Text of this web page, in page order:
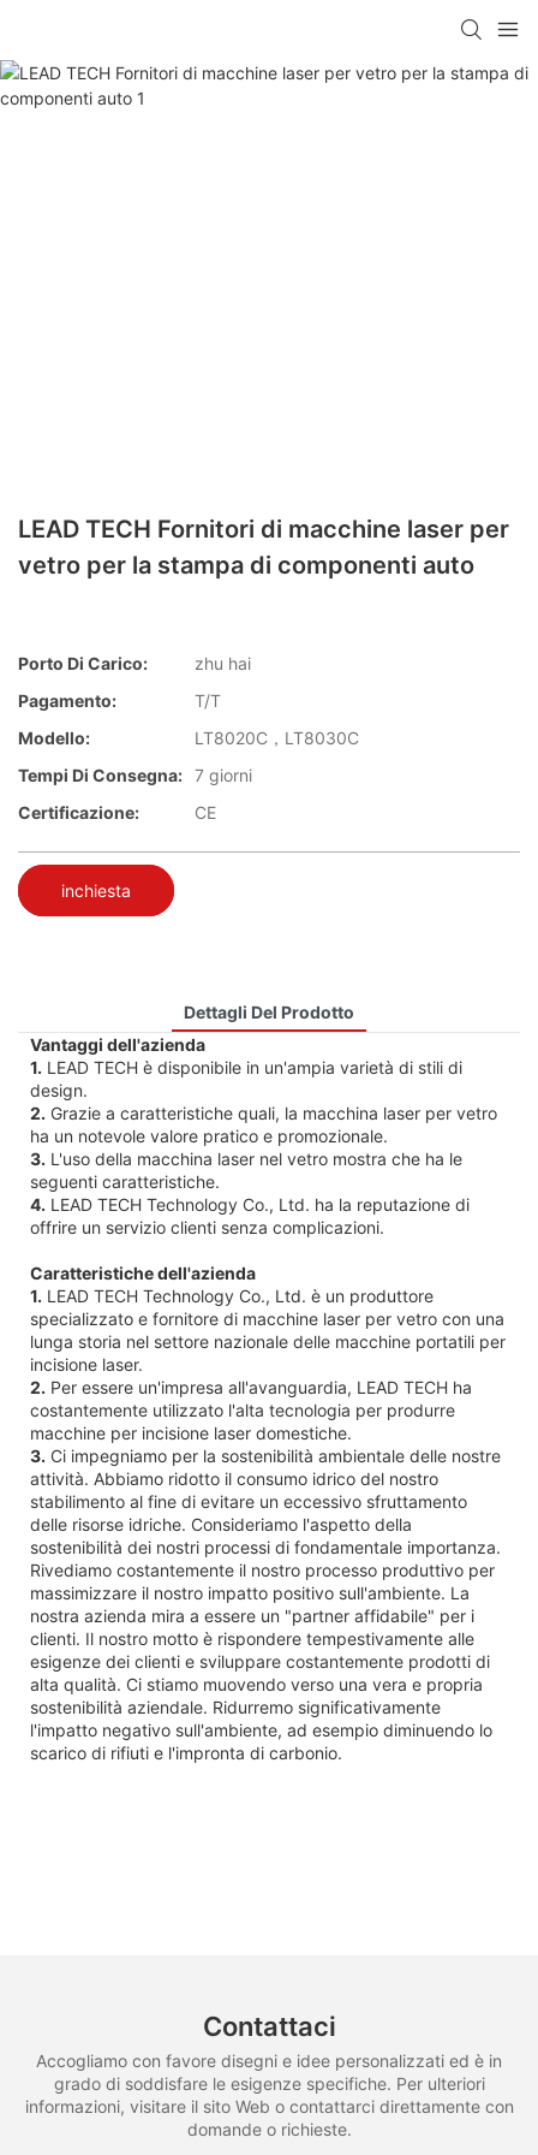
LEAD TECH Fornitori di macchine laser per
vetro per la stampa di componenti auto
Porto Di Carico:
zhu hai
Pagamento:
T/T
Modello:
LT8020C，LT8030C
Tempi Di Consegna: 7 giorni
Certificazione:
CE
inchiesta
Dettagli Del Prodotto
Vantaggi dell'azienda
1. LEAD TECH è disponibile in un'ampia varietà di stili di
design.
2. Grazie a caratteristiche quali, la macchina laser per vetro
ha un notevole valore pratico e promozionale.
3. L'uso della macchina laser nel vetro mostra che ha le
seguenti caratteristiche.
4. LEAD TECH Technology Co., Ltd. ha la reputazione di
offrire un servizio clienti senza complicazioni.
Caratteristiche dell'azienda
1. LEAD TECH Technology Co., Ltd. è un produttore
specializzato e fornitore di macchine laser per vetro con una
lunga storia nel settore nazionale delle macchine portatili per
incisione laser.
2. Per essere un'impresa all'avanguardia, LEAD TECH ha
costantemente utilizzato l'alta tecnologia per produrre
macchine per incisione laser domestiche.
3. Ci impegniamo per la sostenibilità ambientale delle nostre
attività. Abbiamo ridotto il consumo idrico del nostro
stabilimento al fine di evitare un eccessivo sfruttamento
delle risorse idriche. Consideriamo l'aspetto della
sostenibilità dei nostri processi di fondamentale importanza.
Rivediamo costantemente il nostro processo produttivo per
massimizzare il nostro impatto positivo sull'ambiente. La
nostra azienda mira a essere un "partner affidabile" per i
clienti. Il nostro motto è rispondere tempestivamente alle
esigenze dei clienti e sviluppare costantemente prodotti di
alta qualità. Ci stiamo muovendo verso una vera e propria
sostenibilità aziendale. Ridurremo significativamente
l'impatto negativo sull'ambiente, ad esempio diminuendo lo
scarico di rifiuti e l'impronta di carbonio.
Contattaci
Accogliamo con favore disegni e idee personalizzati ed è in
grado di soddisfare le esigenze specifiche. Per ulteriori
informazioni, visitare il sito Web o contattarci direttamente con
domande o richieste.